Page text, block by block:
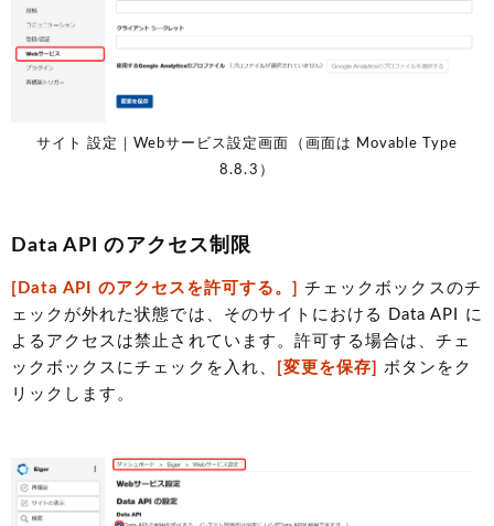
サイト 設定｜Webサービス設定画面（画面は Movable Type
8.8.3）
Data API のアクセス制限
[Data API のアクセスを許可する。] チェックボックスのチ
ェックが外れた状態では、そのサイトにおける Data API に
よるアクセスは禁止されています。許可する場合は、チェ
ックボックスにチェックを入れ、
[変更を保存]
ボタンをク
リックします。